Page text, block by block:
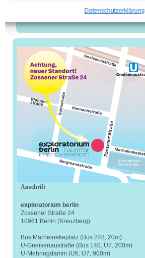
Datenschutzerklärung
Anschrift
exploratorium berlin
Zossener Straße 24
10961 Berlin (Kreuzberg)
Bus Marheinekeplatz (Bus 248, 20m)
U-Gneisenaustraße (Bus 140, U7, 200m)
U-Mehringdamm (U6, U7, 900m)